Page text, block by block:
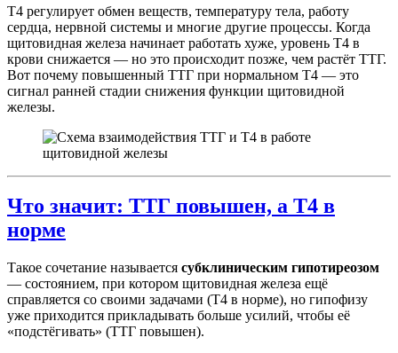
Т4 регулирует обмен веществ, температуру тела, работу
сердца, нервной системы и многие другие процессы. Когда
щитовидная железа начинает работать хуже, уровень Т4 в
крови снижается — но это происходит позже, чем растёт ТТГ.
Вот почему повышенный ТТГ при нормальном Т4 — это
сигнал ранней стадии снижения функции щитовидной
железы.
Что значит: ТТГ повышен, а Т4 в
норме
Такое сочетание называется субклиническим гипотиреозом
— состоянием, при котором щитовидная железа ещё
справляется со своими задачами (Т4 в норме), но гипофизу
уже приходится прикладывать больше усилий, чтобы её
«подстёгивать» (ТТГ повышен).